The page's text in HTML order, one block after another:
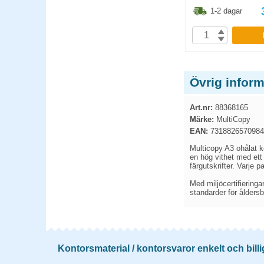
1-2 dagar
Övrig
Art.nr: 88368165
Märke: MultiCopy
EAN: 7318826570984
Multicopy A3 ohålat
en hög vithet med
färgutskrifter. Varje
Med
standarder för
Kontorsmaterial / kontorsvaror enkelt och